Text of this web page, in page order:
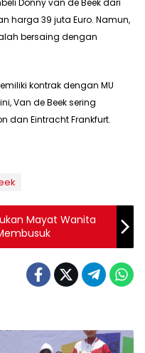
Donny van de Beek dari
harga 39 juta Euro. Namun,
bersaing dengan
kontrak dengan MU
Van de Beek sering
dan Eintracht Frankfurt.